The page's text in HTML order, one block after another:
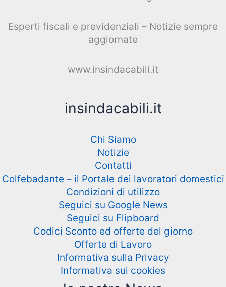
Esperti fiscali e previdenziali – Notizie sempre
aggiornate
www.insindacabili.it
insindacabili.it
Chi Siamo
Notizie
Contatti
Colfebadante – il Portale dei lavoratori domestici
Condizioni di utilizzo
Seguici su Google News
Seguici su Flipboard
Codici Sconto ed offerte del giorno
Offerte di Lavoro
Informativa sulla Privacy
Informativa sui cookies